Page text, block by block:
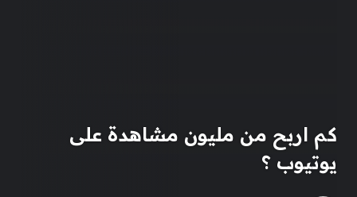
كم اربح من مليون مشاهدة على
يوتيوب ؟